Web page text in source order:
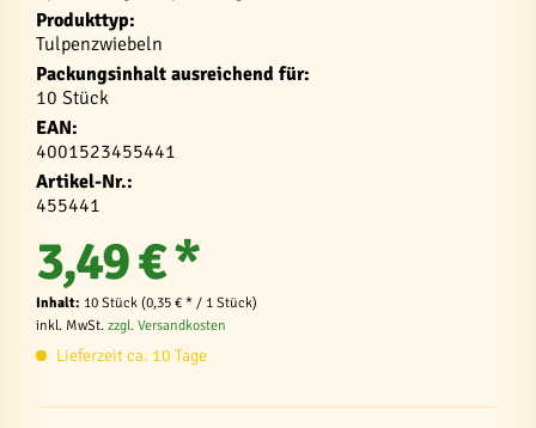
Produkttyp:
Tulpenzwiebeln
Packungsinhalt ausreichend für:
10 Stück
EAN:
4001523455441
Artikel-Nr.:
455441
3,49 € *
Inhalt: 10 Stück (0,35 € * / 1 Stück)
inkl. MwSt. zzgl. Versandkosten
Lieferzeit ca. 10 Tage